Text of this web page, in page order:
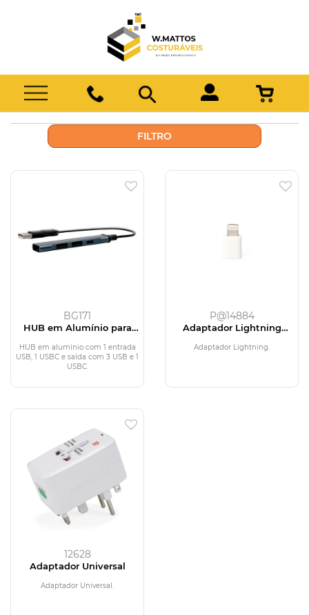
FILTRO
BG171
HUB em Alumínio para
HUB em alumínio com 1 entrada
USB, 1 USBC e saída com 3 USB e 1
USBC.
P@14884
Adaptador Lightning
Adaptador Lightning.
12628
Adaptador Universal
Adaptador Universal.